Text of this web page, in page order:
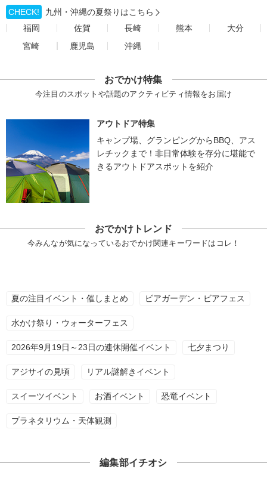
CHECK!
九州・沖縄の夏祭りはこちら
福岡
佐賀 長崎 熊本
大分
宮崎
鹿児島 沖縄
おでかけ特集
今注目のスポットや話題のアクティビティ情報をお届け
アウトドア特集
キャンプ場、グランピングからBBQ、アス
レチックまで！非日常体験を存分に堪能で
きるアウトドアスポットを紹介
おでかけトレンド
今みんなが気になっているおでかけ関連キーワードはコレ！
夏の注目イベント・催しまとめ ビアガーデン・ビアフェス
水かけ祭り・ウォーターフェス
2026年9月19日～23日の連休開催イベント 七夕まつり
アジサイの見頃 リアル謎解きイベント
スイーツイベント お酒イベント 恐竜イベント
プラネタリウム・天体観測
編集部イチオシ